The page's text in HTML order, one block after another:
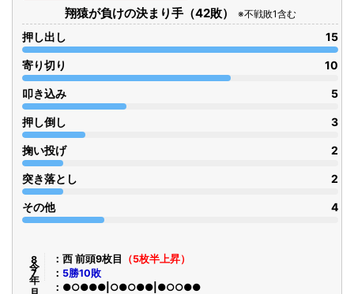
翔猿が負けの決まり手（42敗） ※不戦敗1含む
押し出し 15
寄り切り 10
叩き込み 5
押し倒し 3
掬い投げ 2
突き落とし 2
その他 4
令8年7月 西 前頭9枚目
（5枚半上昇）
5勝10敗
●○●●●|○●○●●|●○○●●